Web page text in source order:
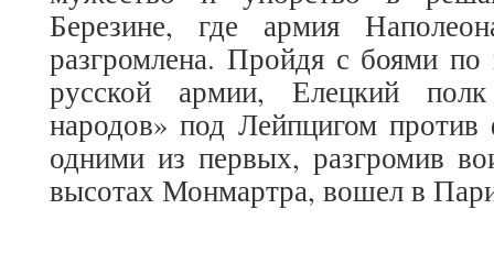
Березине, где армия
разгромлена. Пройдя с боями по
русской армии, Елецкий
народов» под Лейпцигом
одними из первых, разгромив
высотах Монмартра, вошел в